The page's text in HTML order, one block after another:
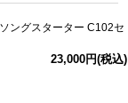
ングスターター C102セ
23,000円(税込)